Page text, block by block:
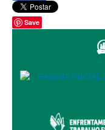
Cadastro de
Calendários
Calendário de
Calendário das
Save